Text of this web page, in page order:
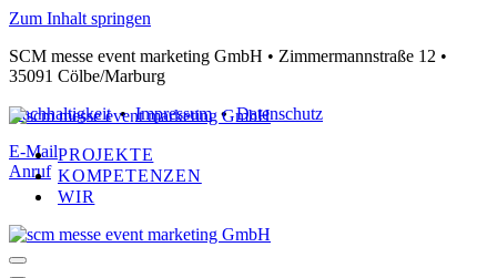
Zum Inhalt springen
SCM messe event marketing GmbH • Zimmermannstraße 12 •
35091 Cölbe/Marburg
Nachhaltigkeit • Impressum • Datenschutz
E-Mail
Anruf
PROJEKTE
KOMPETENZEN
WIR
Navigationsmenü